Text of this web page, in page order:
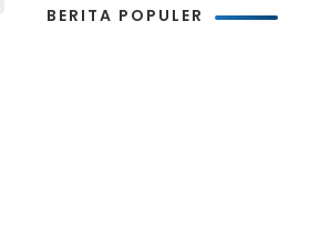
BERITA POPULER